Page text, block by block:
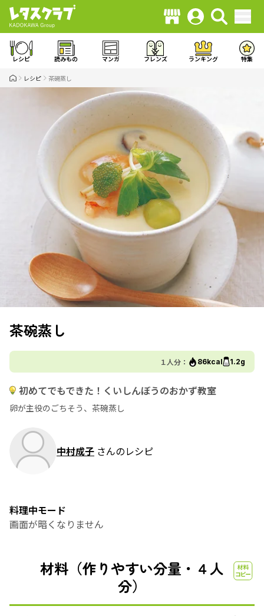
レシピ 読みもの マンガ フレンズ ランキング 特集
レシピ 茶碗蒸し
茶碗蒸し
１人分： 86kcal 1.2g
初めてでもできた！くいしんぼうのおかず教室
卵が主役のごちそう、茶碗蒸し
中村成子 さんのレシピ
料理中モード
画面が暗くなりません
材料（作りやすい分量・４人
分）